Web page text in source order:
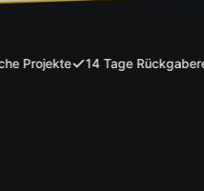
Projekte✓14 Tage